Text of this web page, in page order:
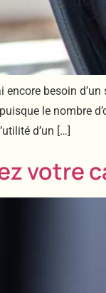
encore besoin
le nombre
d’un […]
votre